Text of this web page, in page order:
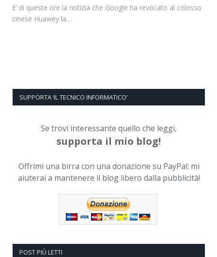
E’ di queste ore la notizia che Google ha revocato al colosso
cinese Huawey la…
SUPPORTA ‘IL TECNICO INFORMATICO’
Se trovi interessante quello che leggi,
supporta il mio blog!
Offrimi una birra con una donazione su PayPal: mi
aiuterai a mantenere il blog libero dalla pubblicità!
POST PIÙ LETTI